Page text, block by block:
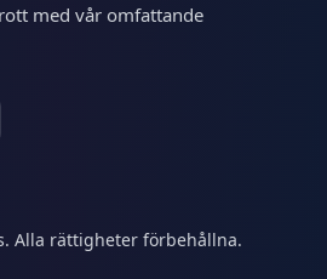
med vår omfattande
Alla rättigheter förbehållna.